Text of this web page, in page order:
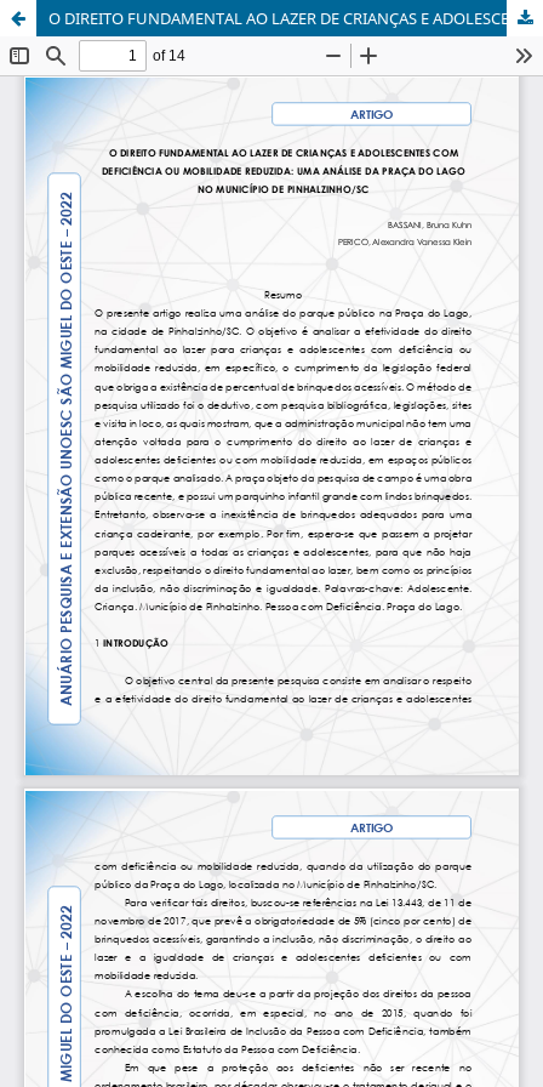
O DIREITO FUNDAMENTAL AO LAZER DE CRIANÇAS E ADOLESCENTES COM DEFICIÊNCIA OU MOBILIDADE REDUZIDA: UMA ANÁLISE DA PRAÇA DO LAGO NO MUNICÍPIO DE PINHALZINHO/SC